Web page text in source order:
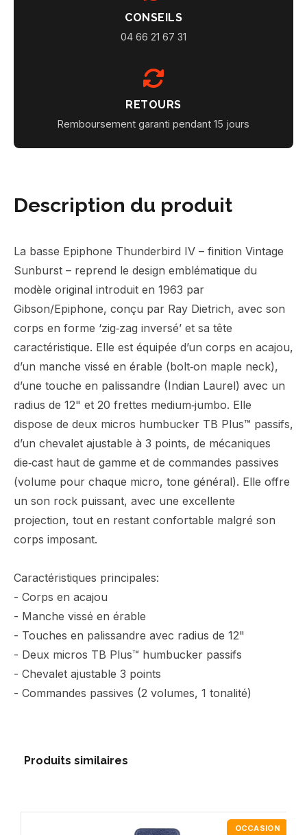
CONSEILS
04 66 21 67 31
RETOURS
Remboursement garanti pendant 15 jours
Description du produit
La basse Epiphone Thunderbird IV – finition Vintage
Sunburst – reprend le design emblématique du
modèle original introduit en 1963 par
Gibson/Epiphone, conçu par Ray Dietrich, avec son
corps en forme ‘zig‑zag inversé’ et sa tête
caractéristique. Elle est équipée d’un corps en acajou,
d’un manche vissé en érable (bolt‑on maple neck),
d’une touche en palissandre (Indian Laurel) avec un
radius de 12" et 20 frettes medium‑jumbo. Elle
dispose de deux micros humbucker TB Plus™ passifs,
d’un chevalet ajustable à 3 points, de mécaniques
die‑cast haut de gamme et de commandes passives
(volume pour chaque micro, tone général). Elle offre
un son rock puissant, avec une excellente
projection, tout en restant confortable malgré son
corps imposant.
Caractéristiques principales:
- Corps en acajou
- Manche vissé en érable
- Touches en palissandre avec radius de 12"
- Deux micros TB Plus™ humbucker passifs
- Chevalet ajustable 3 points
- Commandes passives (2 volumes, 1 tonalité)
Produits similaires
OCCASION